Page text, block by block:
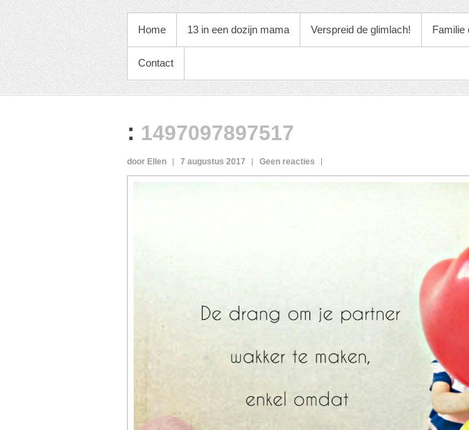
PRIMAIR MENU
Home 13 in een dozijn mama Verspreid de glimlach! Familie
Contact
: 1497097897517
door Ellen 7 augustus 2017 Geen reacties